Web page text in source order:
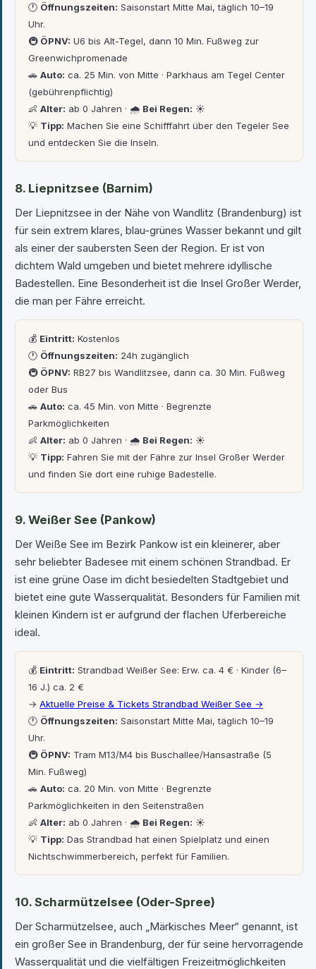
🕐 Öffnungszeiten: Saisonstart Mitte Mai, täglich 10–19
Uhr.
🚇 ÖPNV: U6 bis Alt-Tegel, dann 10 Min. Fußweg zur
Greenwichpromenade
🚗 Auto: ca. 25 Min. von Mitte · Parkhaus am Tegel Center
(gebührenpflichtig)
👶 Alter: ab 0 Jahren · 🌧 Bei Regen: ☀️
💡 Tipp: Machen Sie eine Schifffahrt über den Tegeler See
und entdecken Sie die Inseln.
8. Liepnitzsee (Barnim)
Der Liepnitzsee in der Nähe von Wandlitz (Brandenburg) ist
für sein extrem klares, blau-grünes Wasser bekannt und gilt
als einer der saubersten Seen der Region. Er ist von
dichtem Wald umgeben und bietet mehrere idyllische
Badestellen. Eine Besonderheit ist die Insel Großer Werder,
die man per Fähre erreicht.
💰 Eintritt: Kostenlos
🕐 Öffnungszeiten: 24h zugänglich
🚇 ÖPNV: RB27 bis Wandlitzsee, dann ca. 30 Min. Fußweg
oder Bus
🚗 Auto: ca. 45 Min. von Mitte · Begrenzte
Parkmöglichkeiten
👶 Alter: ab 0 Jahren · 🌧 Bei Regen: ☀️
💡 Tipp: Fahren Sie mit der Fähre zur Insel Großer Werder
und finden Sie dort eine ruhige Badestelle.
9. Weißer See (Pankow)
Der Weiße See im Bezirk Pankow ist ein kleinerer, aber
sehr beliebter Badesee mit einem schönen Strandbad. Er
ist eine grüne Oase im dicht besiedelten Stadtgebiet und
bietet eine gute Wasserqualität. Besonders für Familien mit
kleinen Kindern ist er aufgrund der flachen Uferbereiche
ideal.
💰 Eintritt: Strandbad Weißer See: Erw. ca. 4 € · Kinder (6–
16 J.) ca. 2 €
→ Aktuelle Preise & Tickets Strandbad Weißer See →
🕐 Öffnungszeiten: Saisonstart Mitte Mai, täglich 10–19
Uhr.
🚇 ÖPNV: Tram M13/M4 bis Buschallee/Hansastraße (5
Min. Fußweg)
🚗 Auto: ca. 20 Min. von Mitte · Begrenzte
Parkmöglichkeiten in den Seitenstraßen
👶 Alter: ab 0 Jahren · 🌧 Bei Regen: ☀️
💡 Tipp: Das Strandbad hat einen Spielplatz und einen
Nichtschwimmerbereich, perfekt für Familien.
10. Scharmützelsee (Oder-Spree)
Der Scharmützelsee, auch „Märkisches Meer“ genannt, ist
ein großer See in Brandenburg, der für seine hervorragende
Wasserqualität und die vielfältigen Freizeitmöglichkeiten